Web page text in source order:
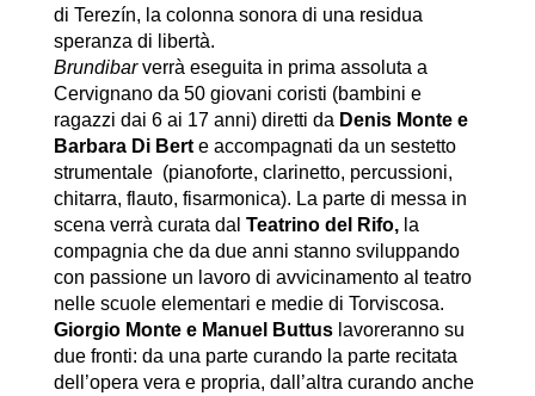
di Terezín, la colonna sonora di una residua
speranza di libertà.
Brundibarverrà eseguita in prima assoluta a
Cervignano da 50 giovani coristi (bambini e
ragazzi dai 6 ai 17 anni) diretti da Denis Monte e
Barbara Di Berte accompagnati da un sestetto
strumentale (pianoforte, clarinetto, percussioni,
chitarra, flauto, fisarmonica). La parte di messa in
scena verrà curata dal Teatrino del Rifo, la
compagnia che da due anni stanno sviluppando
con passione un lavoro di avvicinamento al teatro
nelle scuole elementari e medie di Torviscosa.
Giorgio Montee Manuel Buttuslavoreranno su
due fronti: da una parte curando la parte recitata
dell’opera vera e propria, dall’altra curando anche